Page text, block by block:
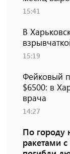
15:41
В
15:19
Фейковый
$6500: в
врача
14:27
По городу
ракетами